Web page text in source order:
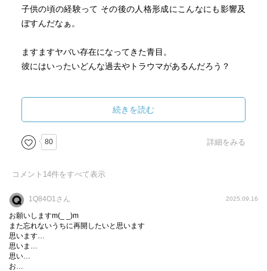
子供の頃の経験って その後の人格形成にこんなにも影響及
ぼすんだなぁ。
ますますヤバい存在になってきた青目。
彼にはいったいどんな過去やトラウマがあるんだろう？
ったけど 結末はちょっと予想外だったけど、納得だった。ｳ
ﾝｳﾝ(( ˘꒳˘))゛
紙での表現も上手いなぁ〜と思った。
笑
シリーズ残り半分。忘れないうちにぼちぼち読んでいきた
いな〜。
続きを読む
80 詳細をみる
コメント 14件をすべて表示
1Q84O1さん 2025.09.16
お願いしますm(_ _)m
また忘れないうちに再開したいと思います
思います…
思いま…
思い…
お…